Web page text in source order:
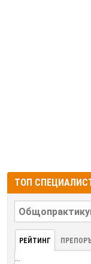
ТОП
РЕЙТИНГ
...